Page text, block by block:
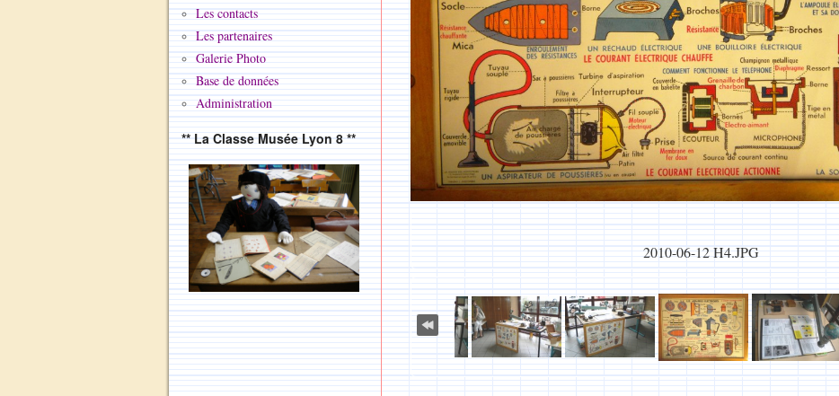
2010-06-12 H4.JPG
Les contacts
Les partenaires
Galerie Photo
Base de données
Administration
** La Classe Musée Lyon 8 **